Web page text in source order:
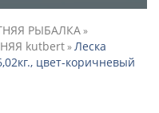
РЫБАЛКА»
kutbert»Леска
цвет-коричневый